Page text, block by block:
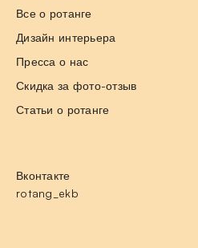
Все о ротанге
Дизайн интерьера
Пресса о нас
Скидка за фото-отзыв
Статьи о ротанге
Вконтакте
rotang_ekb